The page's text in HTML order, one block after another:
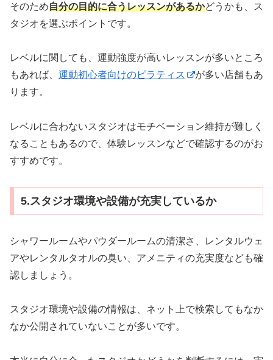
そのため自分の目的に合うレッスンがあるかどうかも、ス
タジオを選ぶポイントです。
レベルに関しても、運動強度が高いレッスンが多いところ
もあれば、 運動初心者向けのピラティス
が多い店舗もあ
ります。
レベルに合わないスタジオはモチベーション維持が難しく
なることもあるので、体験レッスンなどで確認するのがお
すすめです。
5.スタジオ環境や設備が充実しているか
シャワールームやパウダールームの清潔さ、レンタルウェ
アやレンタルタオルの臭い、アメニティの充実度なども確
認しましょう。
スタジオ環境や設備の情報は、ネット上で検索してもなか
なか公開されていないことが多いです。